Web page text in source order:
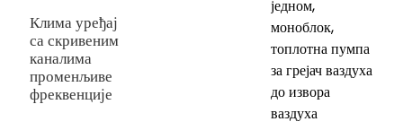
Клима уређај
са скривеним
каналима
променљиве
фреквенције